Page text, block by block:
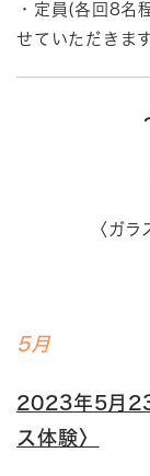
・定員(各回8名
せていただきます
〈ガ
5月
2023年5月
ス体験〉